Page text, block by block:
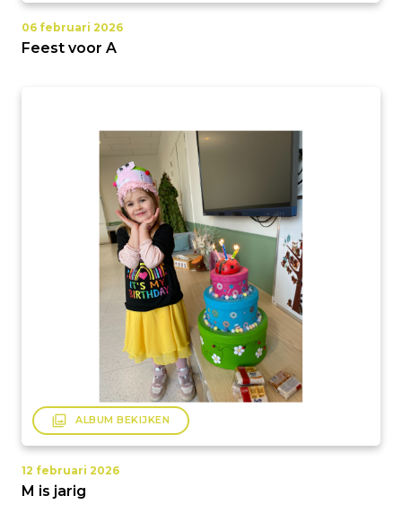
06 februari 2026
Feest voor A
filter ALBUM BEKIJKEN
12 februari 2026
M is jarig